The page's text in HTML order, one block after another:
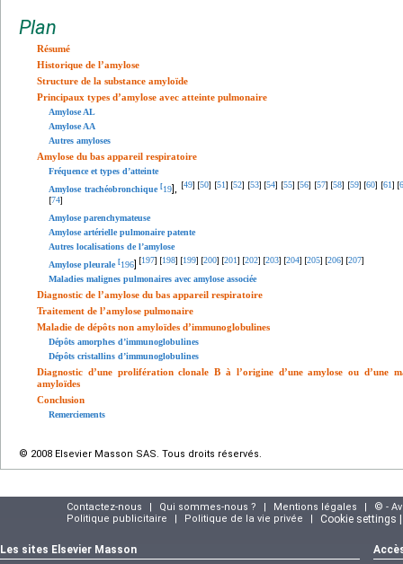
Plan
Résumé
Historique de l’amylose
Structure de la substance amyloïde
Principaux types d’amylose avec atteinte pulmonaire
Amylose AL
Amylose AA
Autres amyloses
Amylose du bas appareil respiratoire
Fréquence et types d’atteinte
Amylose trachéobronchique[19], [49] [50] [51] [52] [53] [54] [55] [56] [57] [58] [59] [60] [61] [
[74]
Amylose parenchymateuse
Amylose artérielle pulmonaire patente
Autres localisations de l’amylose
Amylose pleurale [196] [197] [198] [199] [200] [201] [202] [203] [204] [205] [206] [207]
Maladies malignes pulmonaires avec amylose associée
Diagnostic de l’amylose du bas appareil respiratoire
Traitement de l’amylose pulmonaire
Maladie de dépôts non amyloïdes d’immunoglobulines
Dépôts amorphes d’immunoglobulines
Dépôts cristallins d’immunoglobulines
Diagnostic d’une prolifération clonale B à l’origine d’une amylose ou d’une
amyloïdes
Conclusion
Remerciements
© 2008 Elsevier Masson SAS. Tous droits réservés.
Contactez-nous | Qui sommes-nous ? | Mentions légales |
© -
Politique publicitaire
| Politique de la vie privée | Cookie settings
Les sites Elsevier Masson